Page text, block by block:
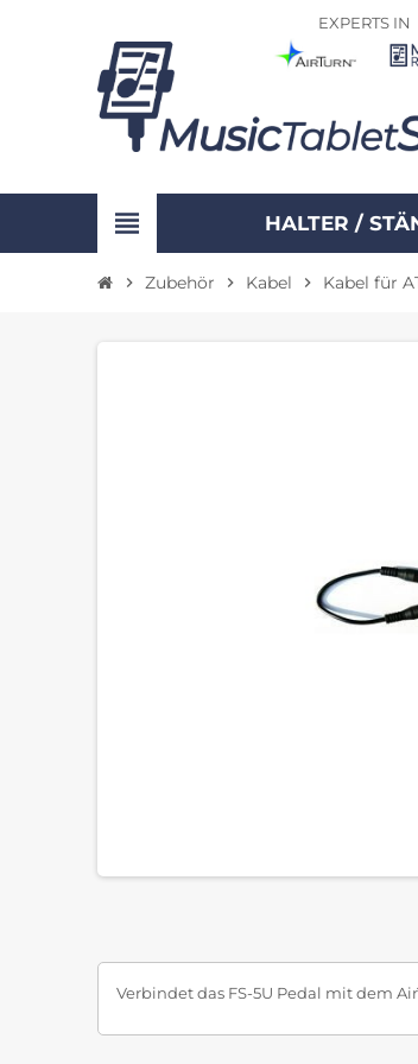
EXPERTS IN
view_headline HALTER /
chevron_right Zubehör chevron_right Kabel chevron_right Kabel für
Verbindet das FS-5U Pedal mit dem